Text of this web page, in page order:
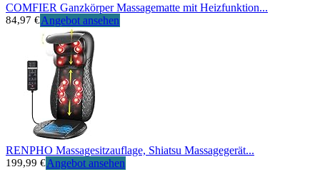
COMFIER Ganzkörper Massagematte mit Heizfunktion...
84,97 €Angebot ansehen
RENPHO Massagesitzauflage, Shiatsu Massagegerät...
199,99 €Angebot ansehen